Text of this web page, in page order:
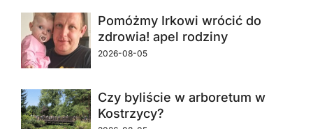
Pomóżmy Irkowi wrócić do
zdrowia! apel rodziny
2026-08-05
Czy byliście w arboretum w
Kostrzycy?